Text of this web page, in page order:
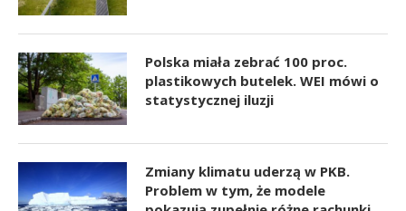
Polska miała zebrać 100 proc.
plastikowych butelek. WEI mówi o
statystycznej iluzji
Zmiany klimatu uderzą w PKB.
Problem w tym, że modele